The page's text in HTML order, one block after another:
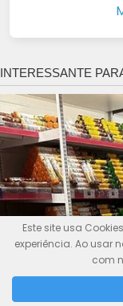
Este site usa
experiência. Ao usar
com